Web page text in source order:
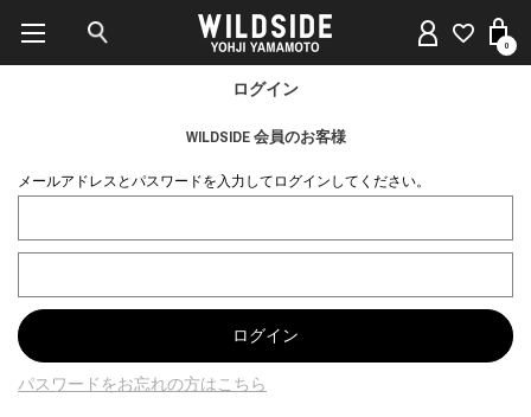
0
ログイン
WILDSIDE 会員のお客様
メールアドレスとパスワードを入力してログインしてください。
パスワードをお忘れの方はこちら